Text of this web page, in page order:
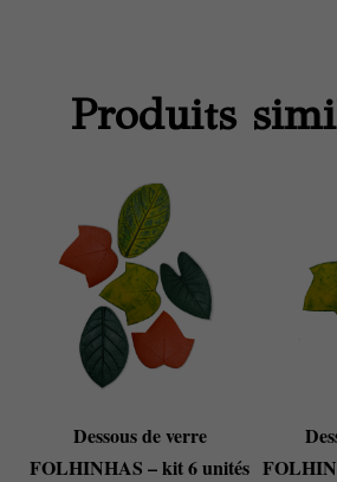
Produits
Dessous de verre
FOLHINHAS – kit 6 unités